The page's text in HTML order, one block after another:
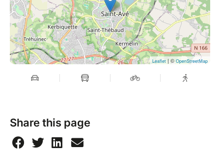
Leaflet| © OpenStreetMap
Share this page